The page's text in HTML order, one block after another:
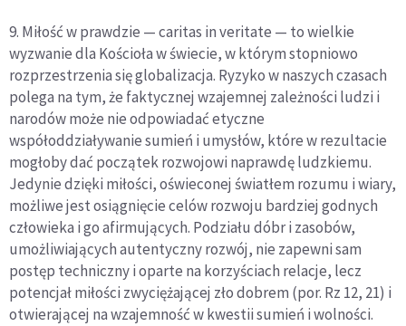
9. Miłość w prawdzie — caritas in veritate — to wielkie
wyzwanie dla Kościoła w świecie, w którym stopniowo
rozprzestrzenia się globalizacja. Ryzyko w naszych czasach
polega na tym, że faktycznej wzajemnej zależności ludzi i
narodów może nie odpowiadać etyczne
współoddziaływanie sumień i umysłów, które w rezultacie
mogłoby dać początek rozwojowi naprawdę ludzkiemu.
Jedynie dzięki miłości, oświeconej światłem rozumu i wiary,
możliwe jest osiągnięcie celów rozwoju bardziej godnych
człowieka i go afirmujących. Podziału dóbr i zasobów,
umożliwiających autentyczny rozwój, nie zapewni sam
postęp techniczny i oparte na korzyściach relacje, lecz
potencjał miłości zwyciężającej zło dobrem (por. Rz 12, 21) i
otwierającej na wzajemność w kwestii sumień i wolności.